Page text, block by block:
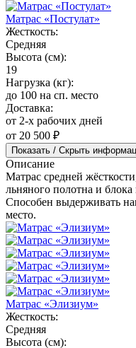
Матрас «Постулат»
Жесткость:
Средняя
Высота (см):
19
Нагрузка (кг):
до 100 на сп. место
Доставка:
от 2-х рабочих дней
от 20 500 ₽
Показать / Скрыть
Описание
Матрас средней
льняного полотна и
Способен выдерживать
место.
Матрас «Элизиум»
Жесткость:
Средняя
Высота (см):